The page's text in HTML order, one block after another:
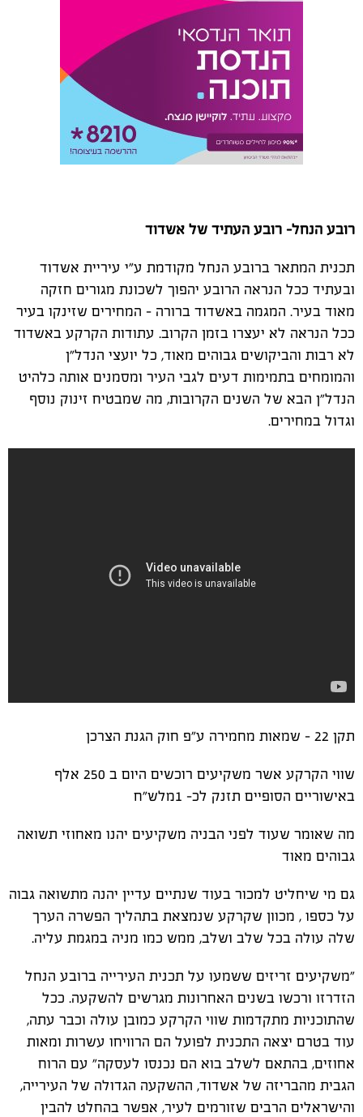
רובע הנחל- רובע העתיד של אשדוד
תכנית המתאר ברובע הנחל מקודמת ע"י עיריית אשדוד
ובעתיד ככל הנראה הרובע יהפוך לשכונת מגורים חזקה
מאוד בעיר. המגמה באשדוד ברורה – המחירים שזינקו בעיר
ככל הנראה לא יעצרו בזמן הקרוב. עתודות הקרקע באשדוד
לא רבות והביקושים גבוהים מאוד, כל יועצי הנדל"ן
והמומחים בתמימות דעים לגבי העיר ומסמנים אותה כלהיט
הנדל"ן הבא של השנים הקרובות, מה שמבטיח זינוק נוסף
וגדול במחירים.
תקן 22 - שמאות מחמירה ע"פ חוק הגנת הצרכן
שווי הקרקע אשר משקיעים רוכשים היום ב 250 אלף
באישוריים הסופיים תזנק לכ- 1מלש"ח
מה שאומר שעוד לפני הבניה משקיעים יהנו מאחוזי תשואה
גבוהים מאוד
גם מי שיחליט למכור בעוד שנתיים עדיין יהנה מתשואה גבוה
על כספו , מכוון שקרקע שנמצאת בתהליך הפשרה הערך
שלה עולה בכל שלב ושלב, ממש כמו מניה במגמת עליה.
"משקיעים זריזים ששמעו על תכנית העירייה ברובע הנחל
הזדרזו ורכשו בשנים האחרונות מגרשים להשקעה. ככל
שהתוכניות מתקדמות שווי הקרקע כמובן עולה וכבר עתה,
עוד בטרם יצאה התכנית לפועל הם הרוויחו עשרות ומאות
אחוזים, בהתאם לשלב בוא הם נכנסו לעסקה" עם הרוח
הגבית מהבריזה של אשדוד, ההשקעה הגדולה של העירייה,
והישראלים הרבים שזורמים לעיר, אפשר בהחלט להבין